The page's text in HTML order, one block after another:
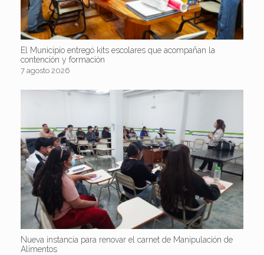
El Municipio entregó kits escolares que acompañan la
contención y formación
7 agosto 2026
Nueva instancia para renovar el carnet de Manipulación de
Alimentos